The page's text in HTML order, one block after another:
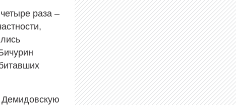
раза –
Демидовскую